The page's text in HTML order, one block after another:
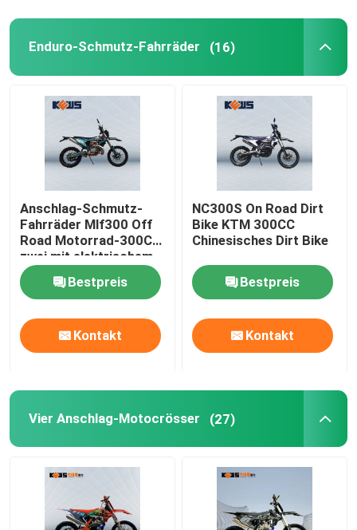
Zwei Anschlag Enduro-Motorräder
Enduro-Schmutz-Fahrräder
Vier Anschlag-Motocrösser
2 Anschlag-Motocrösser
Super-Motard-Motorräder
Euro 4 Motorräder
Enduro-Schmutz-Fahrräder (16)
Anschlag-Schmutz-
Fahrräder Mlf300 Off
Road Motorrad-300CC
zwei mit elektrischem
Anfangssystem
Bestpreis
Kontakt
NC300S On Road Dirt
Bike KTM 300CC
Chinesisches Dirt Bike
Bestpreis
Kontakt
Vier Anschlag-Motocrösser (27)